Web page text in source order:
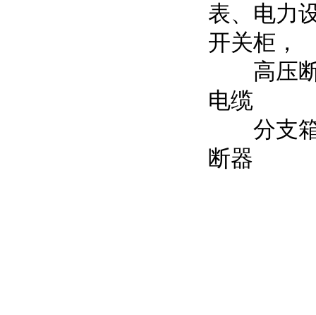
表、电力
开关柜，
高压断
电缆
分支箱
断器